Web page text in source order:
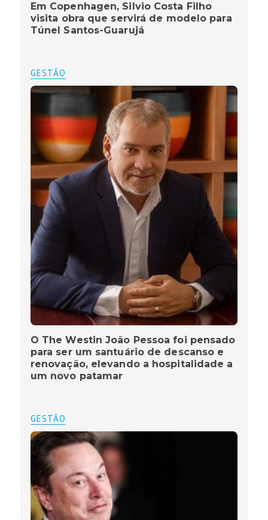
Em Copenhagen, Silvio Costa Filho
visita obra que servirá de modelo para
Túnel Santos-Guarujá
GESTÃO
O The Westin João Pessoa foi pensado
para ser um santuário de descanso e
renovação, elevando a hospitalidade a
um novo patamar
GESTÃO